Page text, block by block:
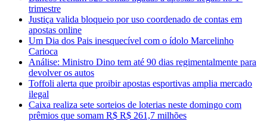
trimestre
Justiça valida bloqueio por uso coordenado de contas em
apostas online
Um Dia dos Pais inesquecível com o ídolo Marcelinho
Carioca
Análise: Ministro Dino tem até 90 dias regimentalmente para
devolver os autos
Toffoli alerta que proibir apostas esportivas amplia mercado
ilegal
Caixa realiza sete sorteios de loterias neste domingo com
prêmios que somam R$ R$ 261,7 milhões